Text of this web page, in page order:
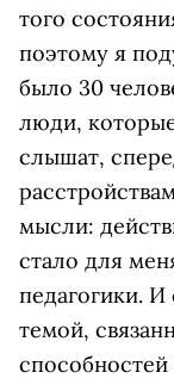
того
поэтому я
было 30
люди,
слышат,
мысли:
стало для
педагогики. И
темой,